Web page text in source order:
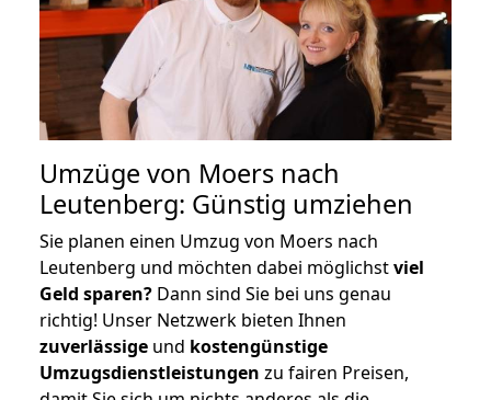
Umzüge von Moers nach
Leutenberg: Günstig umziehen
Sie planen einen Umzug von Moers nach
Leutenberg und möchten dabei möglichstviel
Geld sparen? Dann sind Sie bei uns genau
richtig! Unser Netzwerk bieten Ihnen
zuverlässige und kostengünstige
Umzugsdienstleistungen zu fairen Preisen,